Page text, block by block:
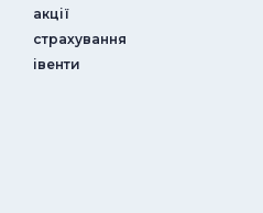
акції
страхування
iвенти